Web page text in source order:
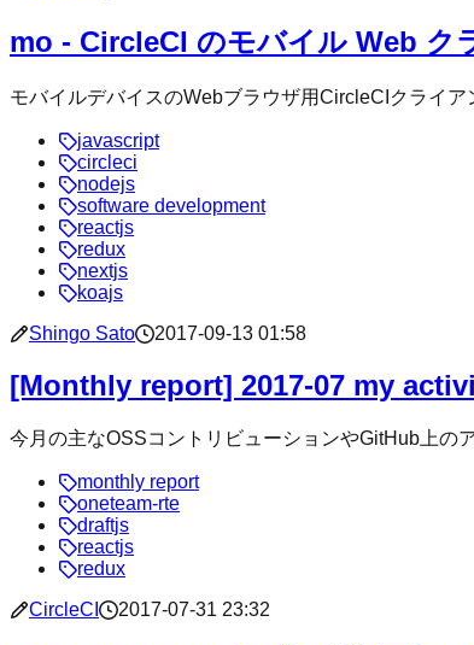
mo - CircleCI のモバイル Web ク
モバイルデバイスのWebブラウザ用CircleCIクライ
javascript
circleci
nodejs
software development
reactjs
redux
nextjs
koajs
Shingo Sato
2017-09-13 01:58
[Monthly report] 2017-07 my
今月の主なOSSコントリビューションやGitHub上の
monthly report
oneteam-rte
draftjs
reactjs
redux
CircleCI
2017-07-31 23:32